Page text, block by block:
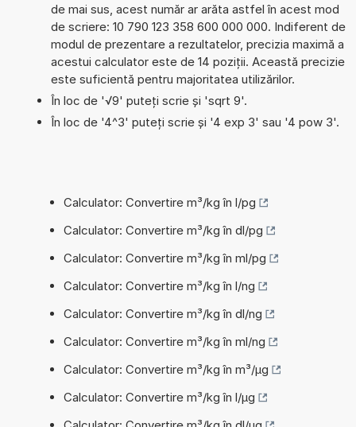
de mai sus, acest număr ar arăta astfel în acest mod
de scriere: 10 790 123 358 600 000 000. Indiferent de
modul de prezentare a rezultatelor, precizia maximă a
acestui calculator este de 14 poziții. Această precizie
este suficientă pentru majoritatea utilizărilor.
În loc de '√9' puteți scrie și 'sqrt 9'.
În loc de '4^3' puteți scrie și '4 exp 3' sau '4 pow 3'.
Calculator: Convertire m³/kg în l/pg
Calculator: Convertire m³/kg în dl/pg
Calculator: Convertire m³/kg în ml/pg
Calculator: Convertire m³/kg în l/ng
Calculator: Convertire m³/kg în dl/ng
Calculator: Convertire m³/kg în ml/ng
Calculator: Convertire m³/kg în m³/µg
Calculator: Convertire m³/kg în l/µg